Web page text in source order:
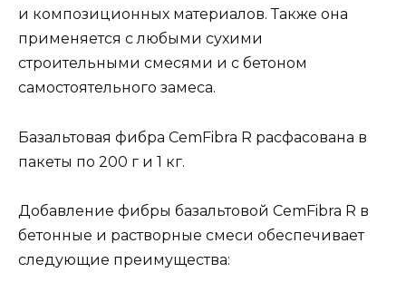
и композиционных материалов. Также она
применяется с любыми сухими
строительными смесями и с бетоном
самостоятельного замеса.
Базальтовая фибра CemFibra R расфасована в
пакеты по 200 г и 1 кг.
Добавление фибры базальтовой CemFibra R в
бетонные и растворные смеси обеспечивает
следующие преимущества: